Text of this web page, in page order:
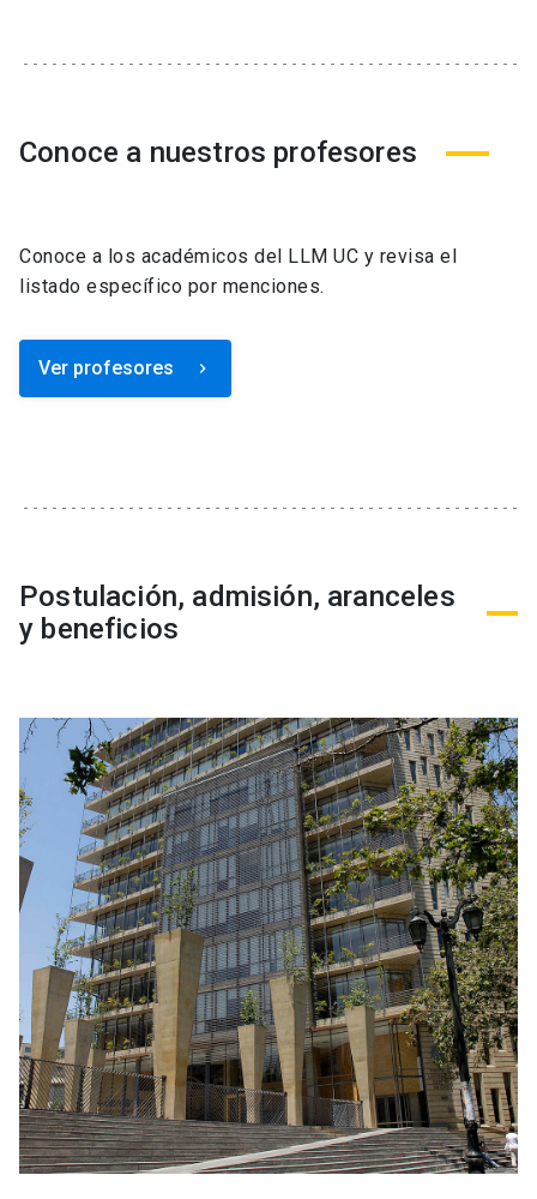
Conoce a nuestros profesores
Conoce a los académicos del LLM UC y revisa el
listado específico por menciones.
Ver profesores keyboard_arrow_right
Postulación, admisión, aranceles
y beneficios